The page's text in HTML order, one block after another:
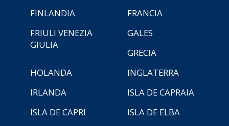
FINLANDIA
FRANCIA
FRIULI VENEZIA
GIULIA
GALES
GRECIA
HOLANDA
INGLATERRA
IRLANDA
ISLA DE CAPRAIA
ISLA DE CAPRI
ISLA DE ELBA